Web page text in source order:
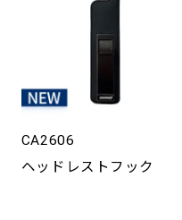
CA2606
ヘッドレストフック